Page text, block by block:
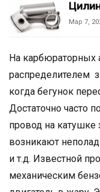
Мар 7,
На карбюраторных
распределителем
когда бегунок
Достаточно часто
провод на катушке
возникают
и т.д. Известной
механическим